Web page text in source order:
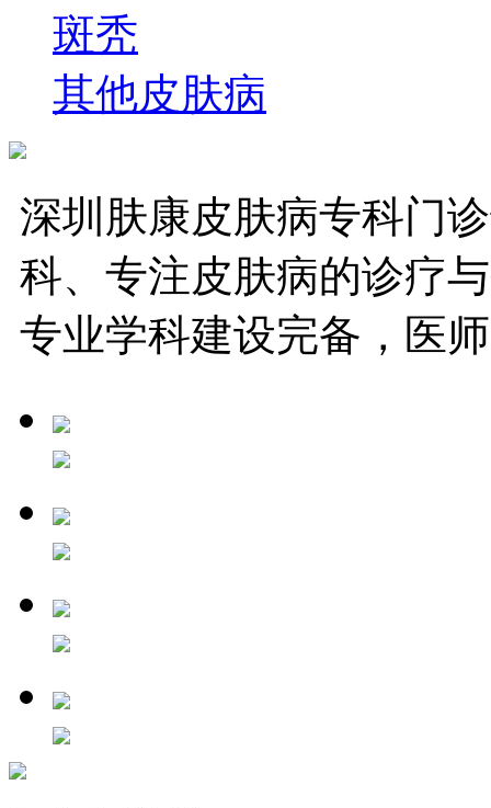
斑秃
其他皮肤病
深圳肤康皮肤病专科门
科、专注皮肤病的诊疗
专业学科建设完备，医